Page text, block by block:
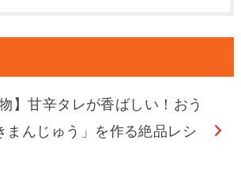
物】甘辛タレが香ばしい！おう
まんじゅう」を作る絶品レシ